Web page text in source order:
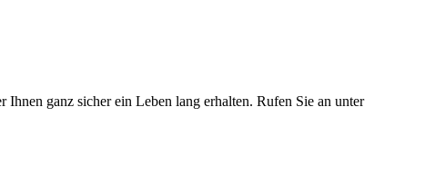
ganz sicher ein Leben lang erhalten. Rufen Sie an unter